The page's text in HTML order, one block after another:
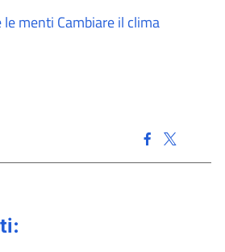
menti Cambiare il clima